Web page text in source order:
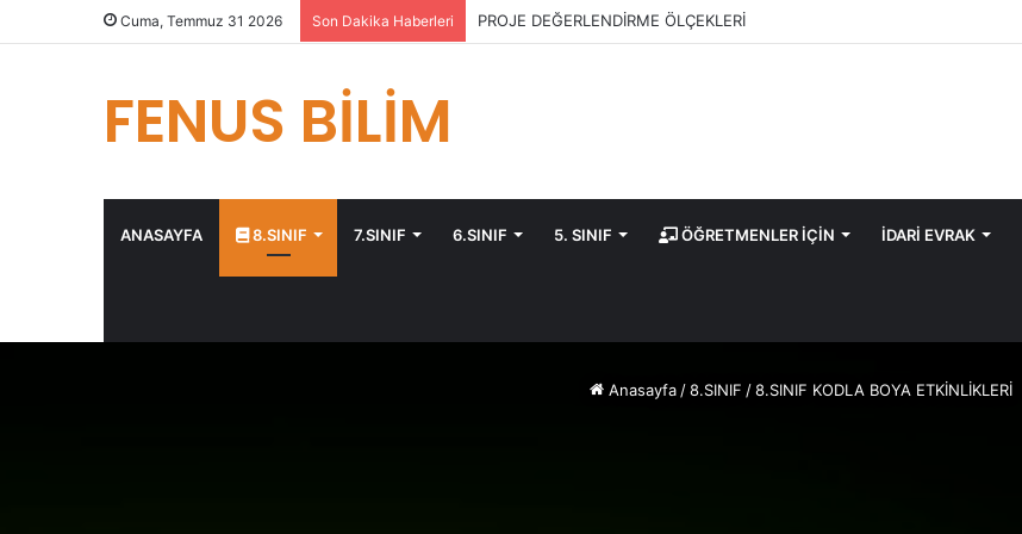
Cuma, Temmuz 31 2026 Son Dakika Haberleri PROJE DEĞERLENDİRME ÖLÇEKLERİ
FENUS BİLİM
ANASAYFA 8.SINIF 7.SINIF 6.SINIF 5. SINIF ÖĞRETMENLER İÇİN İDARİ EVRAK
Anasayfa / 8.SINIF / 8.SINIF KODLA BOYA ETKİNLİKLERİ